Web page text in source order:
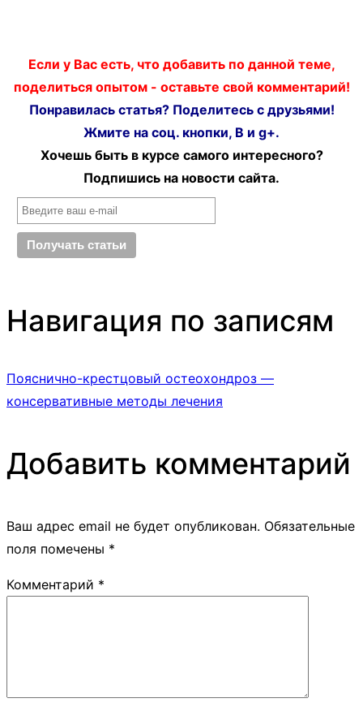
Если у Вас есть, что добавить по данной теме,
поделиться опытом - оставьте свой комментарий!
Понравилась статья? Поделитесь с друзьями!
Жмите на соц. кнопки, В и g+.
Хочешь быть в курсе самого интересного?
Подпишись на новости сайта.
Навигация по записям
Пояснично-крестцовый остеохондроз —
консервативные методы лечения
Добавить комментарий
Ваш адрес email не будет опубликован. Обязательные
поля помечены *
Комментарий *